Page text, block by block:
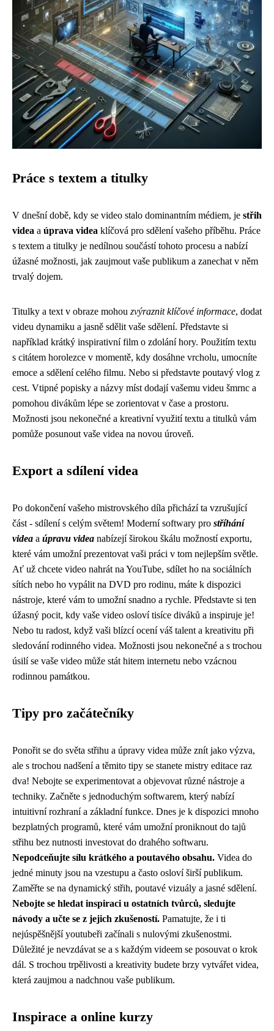
Práce s textem a titulky
V dnešní době, kdy se video stalo dominantním médiem, je střih
videa a úprava videa klíčová pro sdělení vašeho příběhu. Práce
s textem a titulky je nedílnou součástí tohoto procesu a nabízí
úžasné možnosti, jak zaujmout vaše publikum a zanechat v něm
trvalý dojem.
Titulky a text v obraze mohou zvýraznit klíčové informace, dodat
videu dynamiku a jasně sdělit vaše sdělení. Představte si
například krátký inspirativní film o zdolání hory. Použitím textu
s citátem horolezce v momentě, kdy dosáhne vrcholu, umocníte
emoce a sdělení celého filmu. Nebo si představte poutavý vlog z
cest. Vtipné popisky a názvy míst dodají vašemu videu šmrnc a
pomohou divákům lépe se zorientovat v čase a prostoru.
Možnosti jsou nekonečné a kreativní využití textu a titulků vám
pomůže posunout vaše videa na novou úroveň.
Export a sdílení videa
Po dokončení vašeho mistrovského díla přichází ta vzrušující
část - sdílení s celým světem! Moderní softwary pro stříhání
videa a úpravu videa nabízejí širokou škálu možností exportu,
které vám umožní prezentovat vaši práci v tom nejlepším světle.
Ať už chcete video nahrát na YouTube, sdílet ho na sociálních
sítích nebo ho vypálit na DVD pro rodinu, máte k dispozici
nástroje, které vám to umožní snadno a rychle. Představte si ten
úžasný pocit, kdy vaše video osloví tisíce diváků a inspiruje je!
Nebo tu radost, když vaši blízcí ocení váš talent a kreativitu při
sledování rodinného videa. Možnosti jsou nekonečné a s trochou
úsilí se vaše video může stát hitem internetu nebo vzácnou
rodinnou památkou.
Tipy pro začátečníky
Ponořit se do světa střihu a úpravy videa může znít jako výzva,
ale s trochou nadšení a těmito tipy se stanete mistry editace raz
dva! Nebojte se experimentovat a objevovat různé nástroje a
techniky. Začněte s jednoduchým softwarem, který nabízí
intuitivní rozhraní a základní funkce. Dnes je k dispozici mnoho
bezplatných programů, které vám umožní proniknout do tajů
střihu bez nutnosti investovat do drahého softwaru.
Nepodceňujte sílu krátkého a poutavého obsahu. Videa do
jedné minuty jsou na vzestupu a často osloví širší publikum.
Zaměřte se na dynamický střih, poutavé vizuály a jasné sdělení.
Nebojte se hledat inspiraci u ostatních tvůrců, sledujte
návody a učte se z jejich zkušeností. Pamatujte, že i ti
nejúspěšnější youtubeři začínali s nulovými zkušenostmi.
Důležité je nevzdávat se a s každým videem se posouvat o krok
dál. S trochou trpělivosti a kreativity budete brzy vytvářet videa,
která zaujmou a nadchnou vaše publikum.
Inspirace a online kurzy